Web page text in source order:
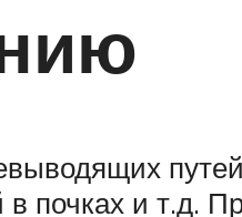
и т.д.